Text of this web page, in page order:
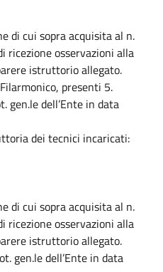
di cui sopra acquisita al n.
ricezione osservazioni alla
istruttorio allegato.
presenti 5.
gen.le dell’Ente in data
dei tecnici incaricati:
di cui sopra acquisita al n.
ricezione osservazioni alla
istruttorio allegato.
gen.le dell’Ente in data